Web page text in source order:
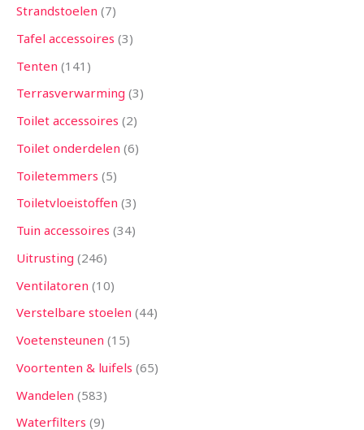
Strandstoelen 7
Tafel accessoires 3
Tenten 141
Terrasverwarming 3
Toilet accessoires 2
Toilet onderdelen 6
Toiletemmers 5
Toiletvloeistoffen 3
Tuin accessoires 34
Uitrusting 246
Ventilatoren 10
Verstelbare stoelen 44
Voetensteunen 15
Voortenten & luifels 65
Wandelen 583
Waterfilters 9